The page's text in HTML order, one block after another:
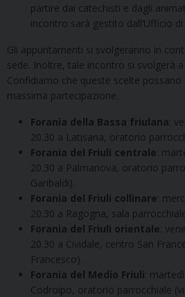
partire dai catechisti e dagli
incontro sarà gestito dall’Ufficio
Gli appuntamenti si svolgeranno in
sede. Inoltre, tale incontro si svolgerà
Confidiamo che queste scelte
massima partecipazione.
Forania della Bassa friulana :
20.30 a Latisana, oratorio
Forania del Friuli centrale :
20.30 a Palmanova, oratorio
Garibaldi).
Forania del Friuli collinare :
20.30 a Ragogna, sala
Forania del Friuli orientale :
20.30 a Cividale, centro San
Francesco).
Forania del Medio Friuli :
Codroipo, oratorio parrocchiale